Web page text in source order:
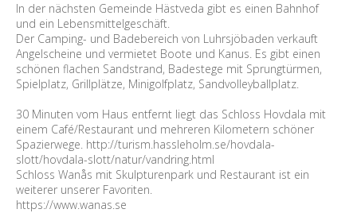
In der nächsten Gemeinde Hästveda gibt es einen Bahnhof
und ein Lebensmittelgeschäft.
Der Camping- und Badebereich von Luhrsjöbaden verkauft
Angelscheine und vermietet Boote und Kanus. Es gibt einen
schönen flachen Sandstrand, Badestege mit Sprungtürmen,
Spielplatz, Grillplätze, Minigolfplatz, Sandvolleyballplatz.
30 Minuten vom Haus entfernt liegt das Schloss Hovdala mit
einem Café/Restaurant und mehreren Kilometern schöner
Spazierwege. http://turism.hassleholm.se/hovdala-
slott/hovdala-slott/natur/vandring.html
Schloss Wanås mit Skulpturenpark und Restaurant ist ein
weiterer unserer Favoriten.
https://www.wanas.se